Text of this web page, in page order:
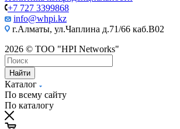
+7 727 3399868
info@whpi.kz
г.Алматы, ул.Чаплина д.71/66 каб.B02
2026 © ТОО "HPI Networks"
Найти
Каталог
По всему сайту
По каталогу